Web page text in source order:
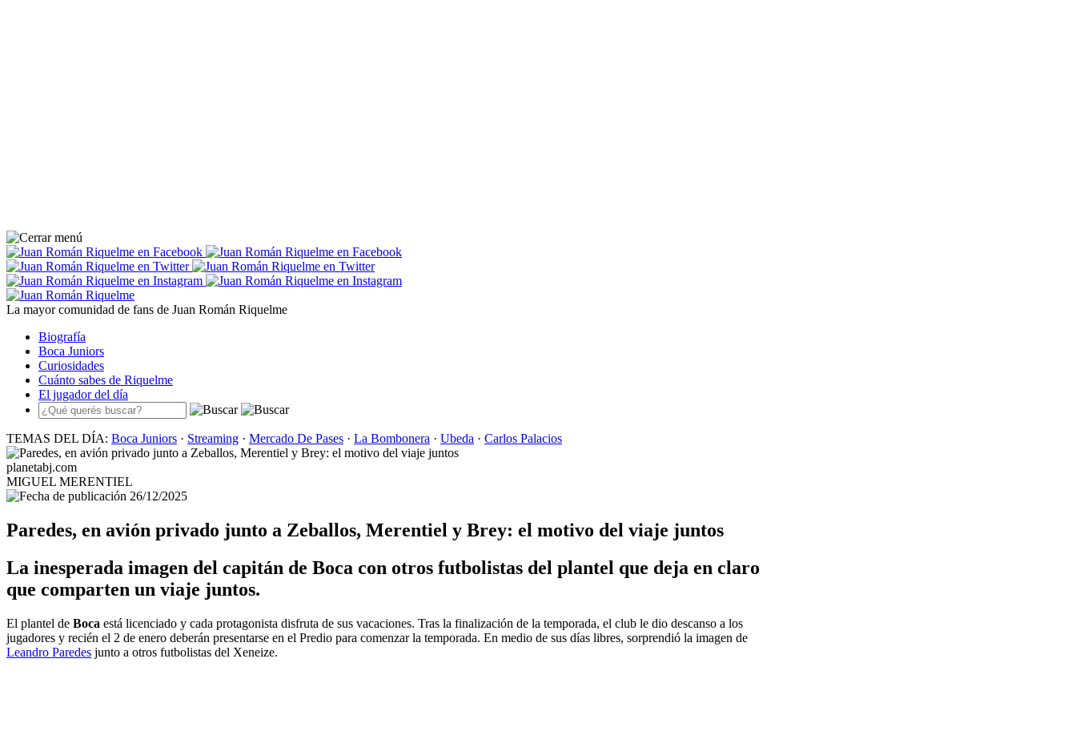
La mayor comunidad de fans de Juan Román Riquelme
Biografía
Boca Juniors
Curiosidades
Cuánto sabes de Riquelme
El jugador del día
TEMAS DEL DÍA: Boca Juniors · Streaming · Mercado De Pases · La Bombonera · Ubeda · Carlos Palacios
planetabj.com
MIGUEL MERENTIEL
26/12/2025
Paredes, en avión privado junto a Zeballos, Merentiel y Brey: el motivo del viaje juntos
La inesperada imagen del capitán de Boca con otros futbolistas del plantel que deja en claro
que comparten un viaje juntos.
El plantel de Boca está licenciado y cada protagonista disfruta de sus vacaciones. Tras la finalización de la temporada, el club le dio descanso a los
jugadores y recién el 2 de enero deberán presentarse en el Predio para comenzar la temporada. En medio de sus días libres, sorprendió la imagen de
Leandro Paredes junto a otros futbolistas del Xeneize.